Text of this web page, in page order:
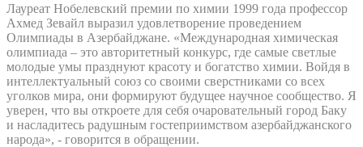
Лауреат Нобелевский премии по химии 1999 года профессор
Ахмед Зевайл выразил удовлетворение проведением
Олимпиады в Азербайджане. «Международная химическая
олимпиада – это авторитетный конкурс, где самые светлые
молодые умы празднуют красоту и богатство химии. Войдя в
интеллектуальный союз со своими сверстниками со всех
уголков мира, они формируют будущее научное сообщество. Я
уверен, что вы откроете для себя очаровательный город Баку
и насладитесь радушным гостеприимством азербайджанского
народа», - говорится в обращении.